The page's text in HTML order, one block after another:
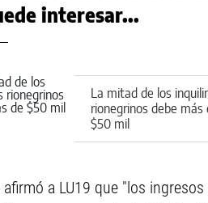
interesar...
La mitad de los
rionegrinos debe más
$50 mil
afirmó a LU19 que "los